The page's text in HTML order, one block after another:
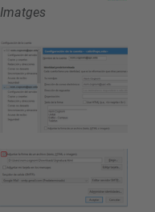
Imatges